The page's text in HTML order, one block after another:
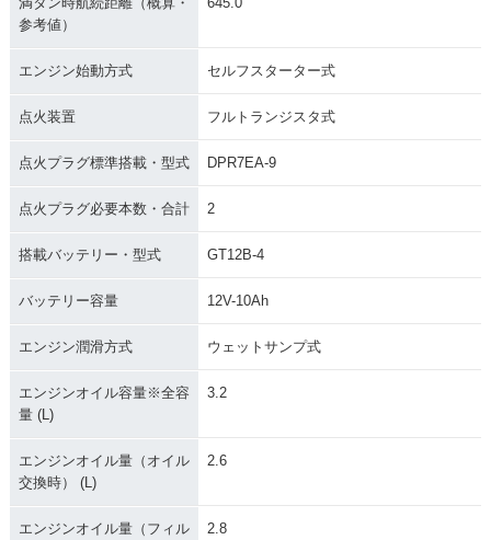
参考値）
エンジン始動方式 セルフスターター式
点火装置 フルトランジスタ式
点火プラグ標準搭載・型式 DPR7EA-9
点火プラグ必要本数・合計 2
搭載バッテリー・型式 GT12B-4
バッテリー容量 12V-10Ah
エンジン潤滑方式 ウェットサンプ式
エンジンオイル容量※全容
量 (L)
3.2
エンジンオイル量（オイル
交換時） (L)
2.6
エンジンオイル量（フィル
2.8